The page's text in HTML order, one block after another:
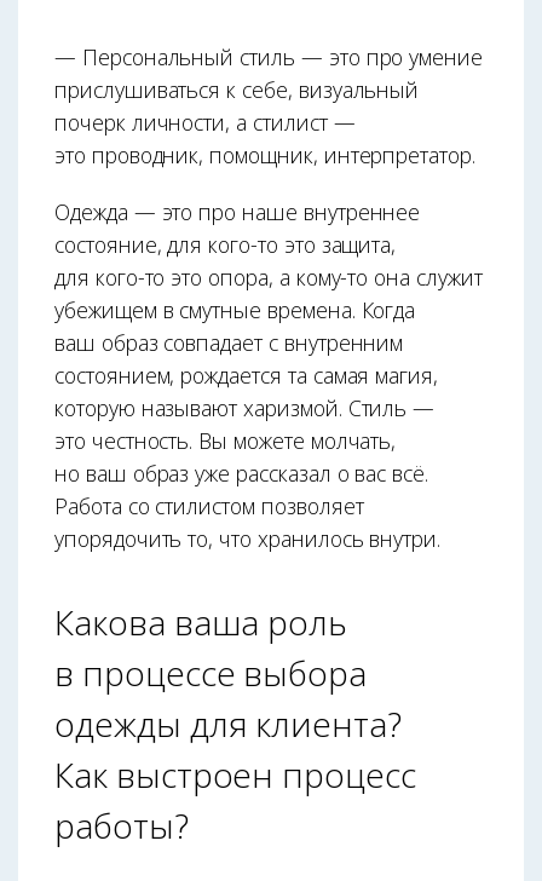
— Персональный стиль — это про умение
прислушиваться к себе, визуальный
почерк личности, а стилист —
это проводник, помощник, интерпретатор.
Одежда — это про наше внутреннее
состояние, для кого-то это защита,
для кого-то это опора, а кому-то она служит
убежищем в смутные времена. Когда
ваш образ совпадает с внутренним
состоянием, рождается та самая магия,
которую называют харизмой. Стиль —
это честность. Вы можете молчать,
но ваш образ уже рассказал о вас всё.
Работа со стилистом позволяет
упорядочить то, что хранилось внутри.
Какова ваша роль
в процессе выбора
одежды для клиента?
Как выстроен процесс
работы?